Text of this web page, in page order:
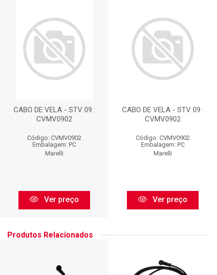
CABO DE VELA - STV 09 :
CVMV0902
Código: CVMV0902
Embalagem: PC
Marelli
Ver preço
CABO DE VELA - STV 09 :
CVMV0902
Código: CVMV0902
Embalagem: PC
Marelli
Ver preço
Produtos Relacionados